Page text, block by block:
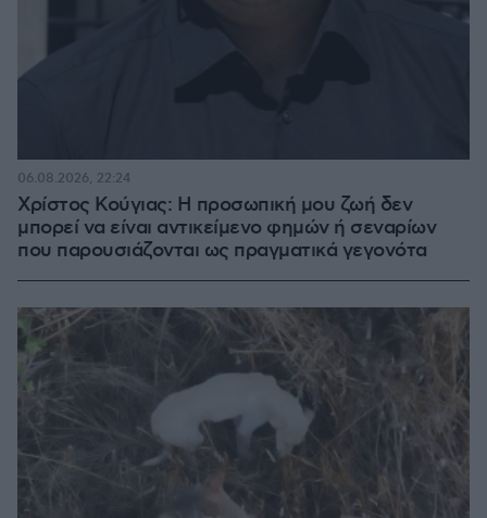
Χρίστος Κούγιας: Η προσωπική μου ζωή δεν
μπορεί να είναι αντικείμενο φημών ή σεναρίων
που παρουσιάζονται ως πραγματικά γεγονότα
06.08.2026, 22:24